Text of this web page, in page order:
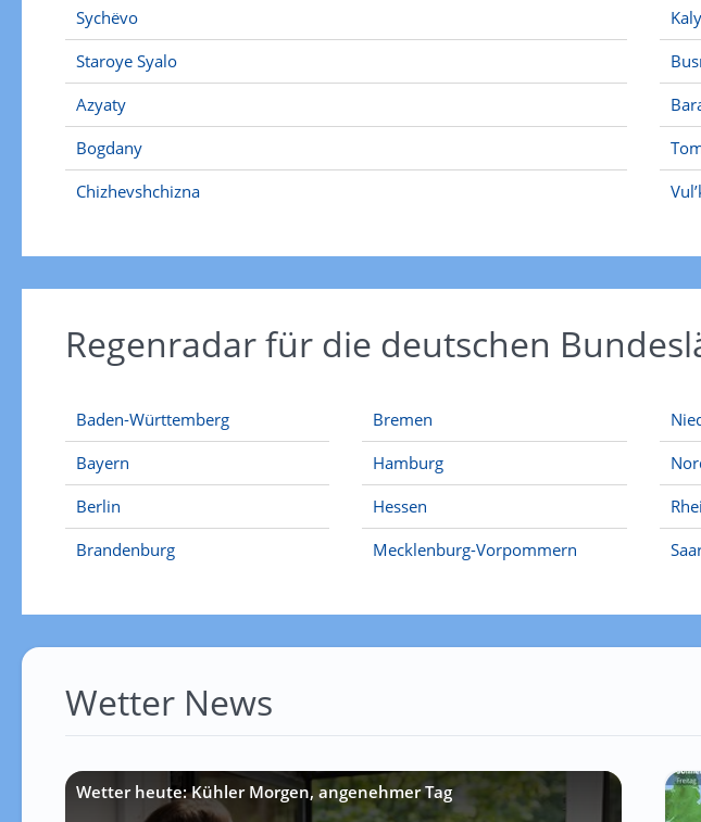
Sychëvo
Staroye Syalo
Azyaty
Bogdany
Chizhevshchizna
Regenradar für die deutschen
Baden-Württemberg
Bayern
Berlin
Brandenburg
Bremen
Hamburg
Hessen
Mecklenburg-Vorpommern
Wetter News
Wetter heute: Kühler Morgen, angenehmer Tag